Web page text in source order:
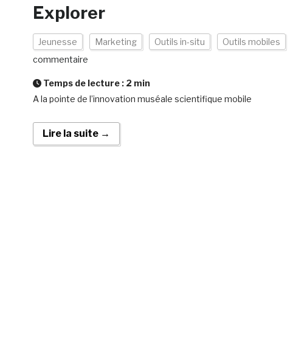
Explorer
Jeunesse Marketing Outils in-situ Outils mobiles
commentaire
Temps de lecture : 2 min
A la pointe de l’innovation muséale scientifique mobile
Lire la suite →